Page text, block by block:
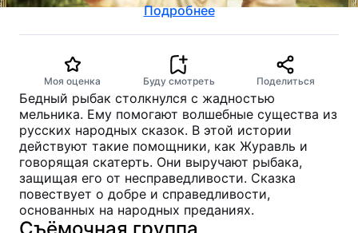
Подробнее
Моя оценка Буду смотреть Поделиться
Бедный рыбак столкнулся с жадностью
мельника. Ему помогают волшебные существа из
русских народных сказок. В этой истории
действуют такие помощники, как Журавль и
говорящая скатерть. Они выручают рыбака,
защищая его от несправедливости. Сказка
повествует о добре и справедливости,
основанных на народных преданиях.